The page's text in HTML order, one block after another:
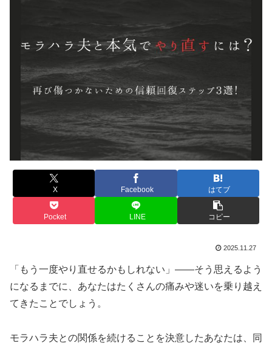
X Facebook はてブ
Pocket LINE コピー
2025.11.27
「もう一度やり直せるかもしれない」――そう思えるよう
になるまでに、あなたはたくさんの痛みや迷いを乗り越え
てきたことでしょう。
モラハラ夫との関係を続けることを決意したあなたは、同